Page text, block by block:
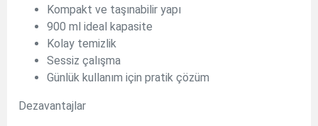
Kompakt ve taşınabilir yapı
900 ml ideal kapasite
Kolay temizlik
Sessiz çalışma
Günlük kullanım için pratik çözüm
Dezavantajlar